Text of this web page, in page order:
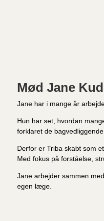
Mød Jane
Jane har i mange år
Hun har set, hvordan
forklaret de
Derfor er Triba skabt som
Med fokus på forståelse,
Jane arbejder sammen
egen læge.